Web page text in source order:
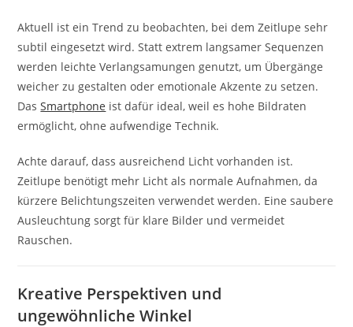
Aktuell ist ein Trend zu beobachten, bei dem Zeitlupe sehr
subtil eingesetzt wird. Statt extrem langsamer Sequenzen
werden leichte Verlangsamungen genutzt, um Übergänge
weicher zu gestalten oder emotionale Akzente zu setzen.
DasSmartphone ist dafür ideal, weil es hohe Bildraten
ermöglicht, ohne aufwendige Technik.
Achte darauf, dass ausreichend Licht vorhanden ist.
Zeitlupe benötigt mehr Licht als normale Aufnahmen, da
kürzere Belichtungszeiten verwendet werden. Eine saubere
Ausleuchtung sorgt für klare Bilder und vermeidet
Rauschen.
Kreative Perspektiven und
ungewöhnliche Winkel